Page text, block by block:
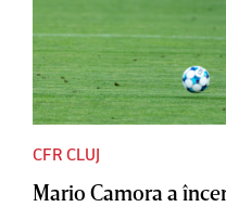
CFR CLUJ
Mario Camora a